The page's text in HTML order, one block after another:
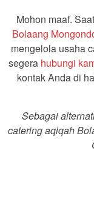
Mohon maaf.
Bolaang
mengelola usaha
segera hubungi
kontak Anda di
Sebagai
catering aqiqah